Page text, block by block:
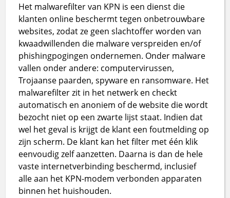
Het malwarefilter van KPN is een dienst die
klanten online beschermt tegen onbetrouwbare
websites, zodat ze geen slachtoffer worden van
kwaadwillenden die malware verspreiden en/of
phishingpogingen ondernemen. Onder malware
vallen onder andere: computervirussen,
Trojaanse paarden, spyware en ransomware. Het
malwarefilter zit in het netwerk en checkt
automatisch en anoniem of de website die wordt
bezocht niet op een zwarte lijst staat. Indien dat
wel het geval is krijgt de klant een foutmelding op
zijn scherm. De klant kan het filter met één klik
eenvoudig zelf aanzetten. Daarna is dan de hele
vaste internetverbinding beschermd, inclusief
alle aan het KPN-modem verbonden apparaten
binnen het huishouden.